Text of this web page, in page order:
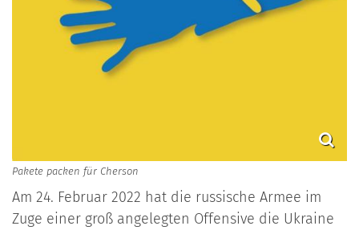
Pakete packen für Cherson
Am 24. Februar 2022 hat die russische Armee im
Zuge einer groß angelegten Offensive die Ukraine